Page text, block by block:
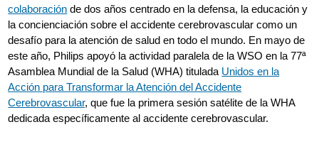
colaboración de dos años centrado en la defensa, la educación y
la concienciación sobre el accidente cerebrovascular como un
desafío para la atención de salud en todo el mundo. En mayo de
este año, Philips apoyó la actividad paralela de la WSO en la 77ª
Asamblea Mundial de la Salud (WHA) titulada Unidos en la
Acción para Transformar la Atención del Accidente
Cerebrovascular, que fue la primera sesión satélite de la WHA
dedicada específicamente al accidente cerebrovascular.